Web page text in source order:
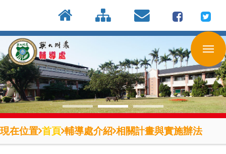
到
主
要
內
容
區
現在位置 首頁 輔導處介紹 相關計畫與實施辦法